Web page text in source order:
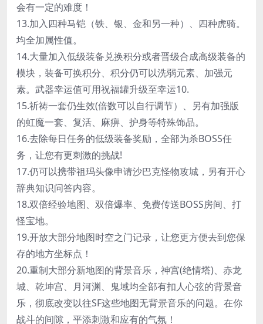
会有一定的难度！
13.加入四种马铠（铁、银、金和另一种）、四种虎骑。
均全加属性值。
14.大量加入低级装备兑换积分或者晋级合成高级装备的
模块，装备可换积分、积分仍可以洗弱元素、加强元
素。武器幸运值可用祝福罐升级至幸运10.
15.祈祷一套仍生效(倍数可以自行调节）、另有加强版
的虹魔一套、复活、麻痹、护身等特殊饰品。
16.去除每日任务的低级装备奖励，全部为杀BOSS任
务，让您有更刺激的挑战!
17.仍可以携带祖玛头像申请沙巴克怪物攻城，另有开心
辞典知识问答内容。
18.双倍经验地图、双倍爆率、免费传送BOSS房间、打
怪宝地。
19.开放大部分地图时空之门记录，让您更方便去到您保
存的地方坐标点！
20.重制大部分新地图的背景音乐，神宫(绝情塔)、赤龙
城、乾坤宫、月河渊、鬼域均全部有扣人心弦的背景音
乐，彻底改变以往SF这些地图无背景音乐的问题。在你
战斗的间隙，平添刺激和应有的气氛！